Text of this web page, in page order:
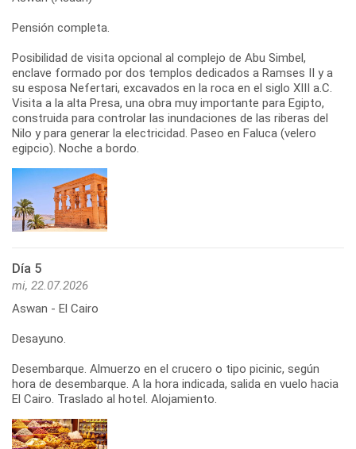
Pensión completa.
Posibilidad de visita opcional al complejo de Abu Simbel,
enclave formado por dos templos dedicados a Ramses II y a
su esposa Nefertari, excavados en la roca en el siglo XIII a.C.
Visita a la alta Presa, una obra muy importante para Egipto,
construida para controlar las inundaciones de las riberas del
Nilo y para generar la electricidad. Paseo en Faluca (velero
egipcio). Noche a bordo.
Día 5
mi, 22.07.2026
Aswan - El Cairo
Desayuno.
Desembarque. Almuerzo en el crucero o tipo picinic, según
hora de desembarque. A la hora indicada, salida en vuelo hacia
El Cairo. Traslado al hotel. Alojamiento.